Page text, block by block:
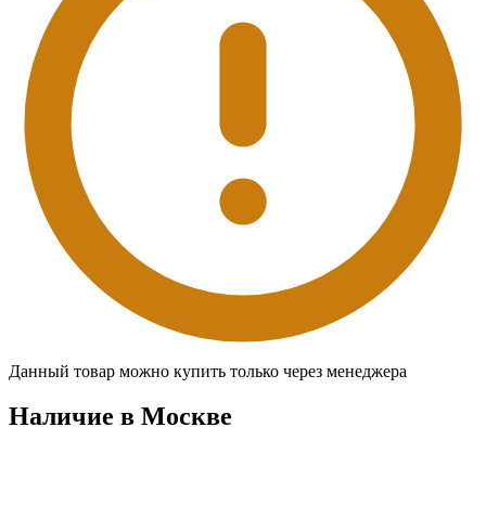
Данный товар можно купить только через менеджера
Наличие в Москвe